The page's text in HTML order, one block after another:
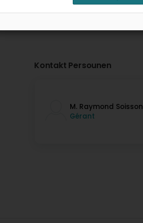
Kontakt Persounen
M. Raymond Soisson
Gérant